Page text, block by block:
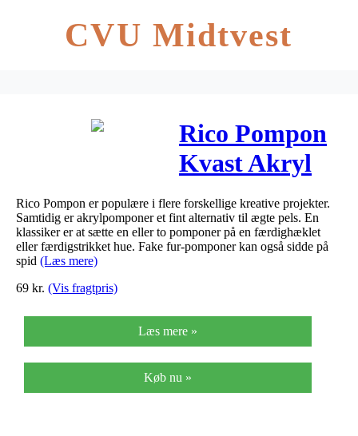
CVU Midtvest
Rico Pompon
Kvast Akryl
Blå 10 cm
Rico Pompon er populære i flere forskellige kreative projekter.
Samtidig er akrylpomponer et fint alternativ til ægte pels. En
klassiker er at sætte en eller to pomponer på en færdighæklet
eller færdigstrikket hue. Fake fur-pomponer kan også sidde på
spid (Læs mere)
69 kr. (Vis fragtpris)
Læs mere »
Køb nu »